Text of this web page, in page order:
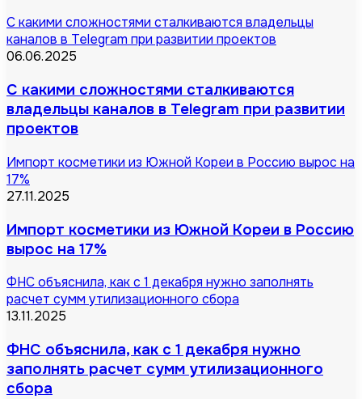
С какими сложностями сталкиваются владельцы
каналов в Telegram при развитии проектов
06.06.2025
С какими сложностями сталкиваются
владельцы каналов в Telegram при развитии
проектов
Импорт косметики из Южной Кореи в Россию вырос на
17%
27.11.2025
Импорт косметики из Южной Кореи в Россию
вырос на 17%
ФНС объяснила, как с 1 декабря нужно заполнять
расчет сумм утилизационного сбора
13.11.2025
ФНС объяснила, как с 1 декабря нужно
заполнять расчет сумм утилизационного
сбора